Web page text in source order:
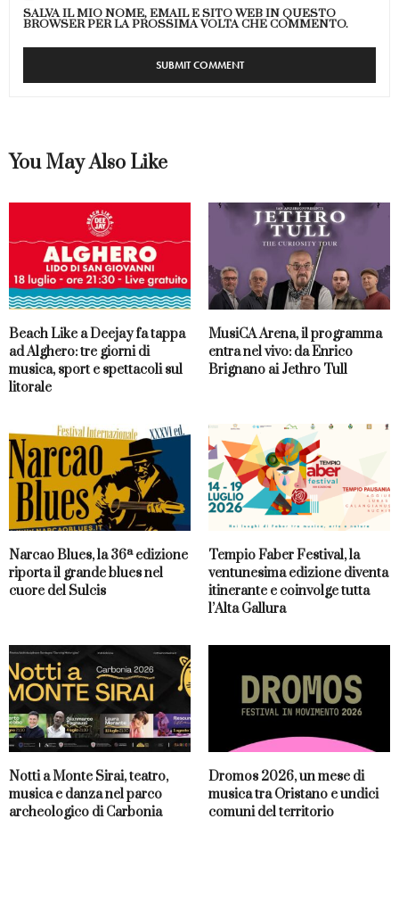
SALVA IL MIO NOME, EMAIL E SITO WEB IN QUESTO
BROWSER PER LA PROSSIMA VOLTA CHE COMMENTO.
You May Also Like
Beach Like a Deejay fa tappa
ad Alghero: tre giorni di
musica, sport e spettacoli sul
litorale
MusiCA Arena, il programma
entra nel vivo: da Enrico
Brignano ai Jethro Tull
Narcao Blues, la 36ª edizione
riporta il grande blues nel
cuore del Sulcis
Tempio Faber Festival, la
ventunesima edizione diventa
itinerante e coinvolge tutta
l’Alta Gallura
Notti a Monte Sirai, teatro,
musica e danza nel parco
archeologico di Carbonia
Dromos 2026, un mese di
musica tra Oristano e undici
comuni del territorio